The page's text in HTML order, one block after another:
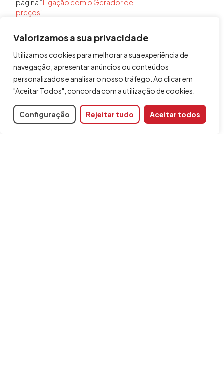
Valorizamos a sua privacidade
Utilizamos cookies para melhorar a sua experiência de
navegação, apresentar anúncios ou conteúdos
personalizados e analisar o nosso tráfego. Ao clicar em
"Aceitar Todos", concorda com a utilização de cookies.
Configuração Rejeitar tudo Aceitar todos
Partilhar
Código do módulo
002
Programas relacionados
página “Ligação com o Gerador de
preços”.